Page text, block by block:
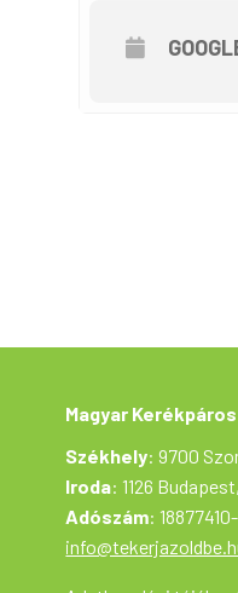
Magyar
Székhely: 9700
Iroda: 1126
Adószám: